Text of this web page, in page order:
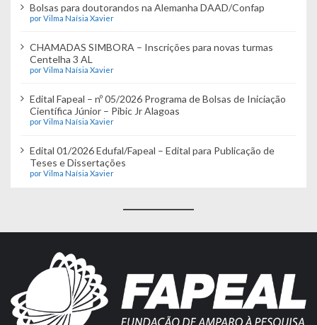
Bolsas para doutorandos na Alemanha DAAD/Confap
por Vilma Naísia Xavier
CHAMADAS SIMBORA – Inscrições para novas turmas
Centelha 3 AL
por Vilma Naísia Xavier
Edital Fapeal – nº 05/2026 Programa de Bolsas de Iniciação
Científica Júnior – Pibic Jr Alagoas
por Vilma Naísia Xavier
Edital 01/2026 Edufal/Fapeal – Edital para Publicação de
Teses e Dissertações
por Vilma Naísia Xavier